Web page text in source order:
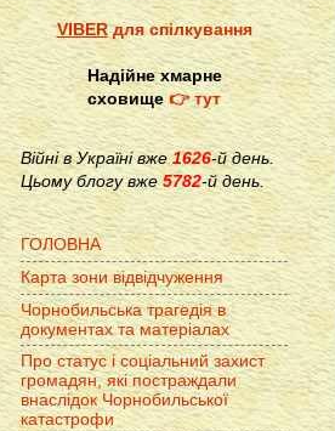
VIBERдля спілкування
Надійне хмарне
сховище👉 тут
Війні в Україні вже1626-й день.
Цьому блогу вже 5782-й день.
ГОЛОВНА
Карта зони відвідчуження
Чорнобильська трагедія в
документах та матеріалах
Про статус і соціальний захист
громадян, які постраждали
внаслідок Чорнобильської
катастрофи